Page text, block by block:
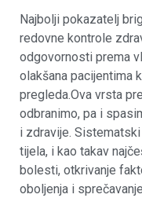
Najbolji pokazatelj
redovne kontrole
odgovornosti prema
olakšana pacijentima
pregleda.Ova vrsta
odbranimo, pa i
i zdravije.
tijela, i kao takav
bolesti, otkrivanje
oboljenja i